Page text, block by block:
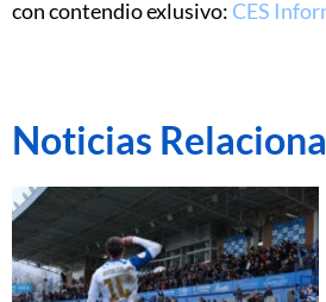
con contendio exlusivo: CES
Noticias